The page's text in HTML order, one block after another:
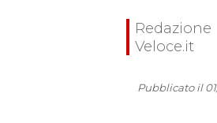
Redazione
Veloce.it
Pubblicato il